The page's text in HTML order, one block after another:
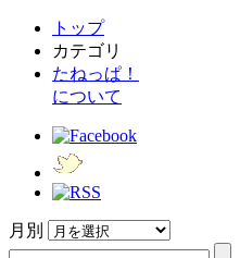
トップ
カテゴリ
たねっぱ！
について
月別